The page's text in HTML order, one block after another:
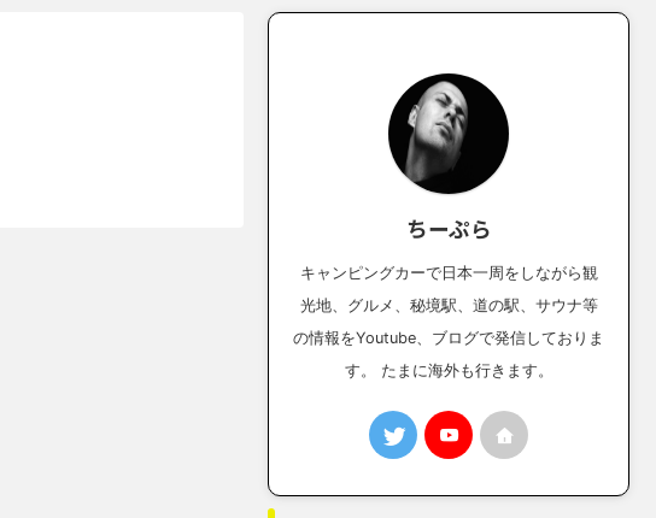
ちーぷら
キャンピングカーで日本一周をしながら観
光地、グルメ、秘境駅、道の駅、サウナ等
の情報をYoutube、ブログで発信しておりま
す。 たまに海外も行きます。